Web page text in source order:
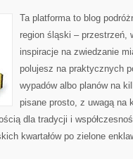
Ta platforma to blog
region śląski – przestrzeń,
inspiracje na zwiedzanie
polujesz na praktycznych
wypadów albo planów na
pisane prosto, z uwagą na
dla tradycji i
kwartałów po zielone